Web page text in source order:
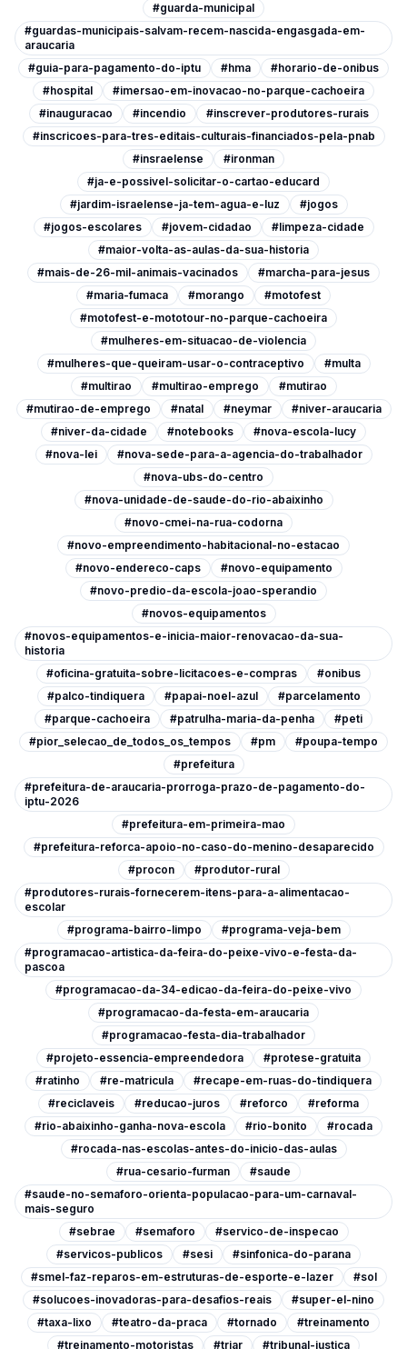
#guarda-municipal
#guardas-municipais-salvam-recem-nascida-engasgada-em-
araucaria
#guia-para-pagamento-do-iptu
#hma
#horario-de-onibus
#hospital
#imersao-em-inovacao-no-parque-cachoeira
#inauguracao
#incendio
#inscrever-produtores-rurais
#inscricoes-para-tres-editais-culturais-financiados-pela-pnab
#insraelense
#ironman
#ja-e-possivel-solicitar-o-cartao-educard
#jardim-israelense-ja-tem-agua-e-luz
#jogos
#jogos-escolares
#jovem-cidadao
#limpeza-cidade
#maior-volta-as-aulas-da-sua-historia
#mais-de-26-mil-animais-vacinados
#marcha-para-jesus
#maria-fumaca
#morango
#motofest
#motofest-e-mototour-no-parque-cachoeira
#mulheres-em-situacao-de-violencia
#mulheres-que-queiram-usar-o-contraceptivo
#multa
#multirao
#multirao-emprego
#mutirao
#mutirao-de-emprego
#natal #neymar
#niver-araucaria
#niver-da-cidade
#notebooks
#nova-escola-lucy
#nova-lei
#nova-sede-para-a-agencia-do-trabalhador
#nova-ubs-do-centro
#nova-unidade-de-saude-do-rio-abaixinho
#novo-cmei-na-rua-codorna
#novo-empreendimento-habitacional-no-estacao
#novo-endereco-caps
#novo-equipamento
#novo-predio-da-escola-joao-sperandio
#novos-equipamentos
#novos-equipamentos-e-inicia-maior-renovacao-da-sua-
historia
#oficina-gratuita-sobre-licitacoes-e-compras
#onibus
#palco-tindiquera
#papai-noel-azul
#parcelamento
#parque-cachoeira
#patrulha-maria-da-penha
#peti
#pior_selecao_de_todos_os_tempos
#pm
#poupa-tempo
#prefeitura
#prefeitura-de-araucaria-prorroga-prazo-de-pagamento-do-
iptu-2026
#prefeitura-em-primeira-mao
#prefeitura-reforca-apoio-no-caso-do-menino-desaparecido
#procon
#produtor-rural
#produtores-rurais-fornecerem-itens-para-a-alimentacao-
escolar
#programa-bairro-limpo
#programa-veja-bem
#programacao-artistica-da-feira-do-peixe-vivo-e-festa-da-
pascoa
#programacao-da-34-edicao-da-feira-do-peixe-vivo
#programacao-da-festa-em-araucaria
#programacao-festa-dia-trabalhador
#projeto-essencia-empreendedora
#protese-gratuita
#ratinho
#re-matricula
#recape-em-ruas-do-tindiquera
#reciclaveis
#reducao-juros #reforco
#reforma
#rio-abaixinho-ganha-nova-escola
#rio-bonito
#rocada
#rocada-nas-escolas-antes-do-inicio-das-aulas
#rua-cesario-furman
#saude
#saude-no-semaforo-orienta-populacao-para-um-carnaval-
mais-seguro
#sebrae
#semaforo
#servico-de-inspecao
#servicos-publicos
#sesi
#sinfonica-do-parana
#smel-faz-reparos-em-estruturas-de-esporte-e-lazer
#sol
#solucoes-inovadoras-para-desafios-reais
#super-el-nino
#taxa-lixo
#teatro-da-praca #tornado
#treinamento
#treinamento-motoristas
#triar #tribunal-justica